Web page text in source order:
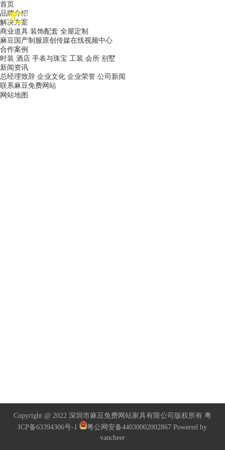
首页
品牌介绍
解决方案
商业道具 装饰配套 全屋定制
麻豆国产制服原创传媒在线视频中心
合作案例
时装 酒店 手表与珠宝 工装 会所 别墅
新闻资讯
总经理致辞 企业文化 企业荣誉 公司新闻
联系麻豆免费网站
Copyright @ 2022 深圳市麻豆免费网站家具有限公司版权所有 粤
ICP备63394306号-1
粤公网安备44030002002867 Powered by
vancheer
网站地图